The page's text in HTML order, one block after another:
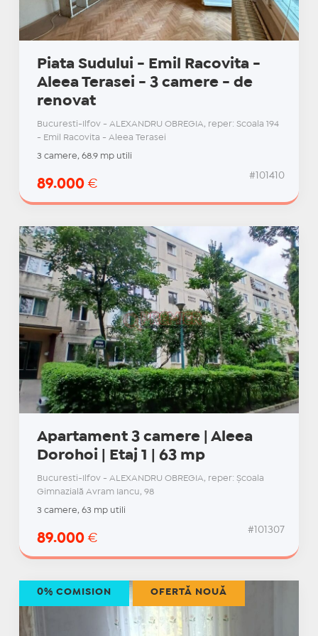
Piata Sudului - Emil Racovita -
Aleea Terasei - 3 camere - de
renovat
Bucuresti-Ilfov - ALEXANDRU OBREGIA, reper: Scoala 194
- Emil Racovita - Aleea Terasei
3 camere, 68.9 mp utili
89.000 €
#101410
Apartament 3 camere | Aleea
Dorohoi | Etaj 1 | 63 mp
Bucuresti-Ilfov - ALEXANDRU OBREGIA, reper: Școala
Gimnazială Avram Iancu, 98
3 camere, 63 mp utili
89.000 €
#101307
0% COMISION OFERTĂ NOUĂ